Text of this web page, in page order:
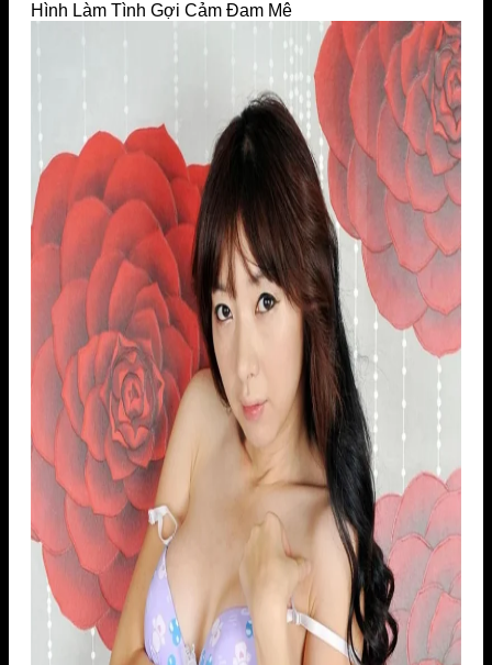
Hình Làm Tình Gợi Cảm Đam Mê